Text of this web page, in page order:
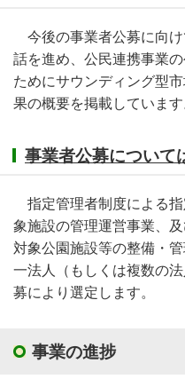
今後の事業者公募に向
話を進め、公民連携事業
ためにサウンディング型
果の概要を掲載しています
事業者公募について
指定管理者制度による
象施設の管理運営事業、
対象公園施設等の整備・
一法人（もしくは複数の
募により選定します。
事業の進捗